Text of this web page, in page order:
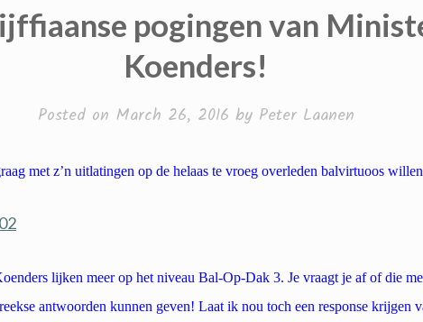
pogingen van
Koenders!
Posted on March 26, 2016 by Peter Laanen
met z’n uitlatingen op de helaas te vroeg overleden balvirtuoos
lijken meer op het niveau Bal-Op-Dak 3. Je vraagt je af of die
antwoorden kunnen geven! Laat ik nou toch een response krijgen